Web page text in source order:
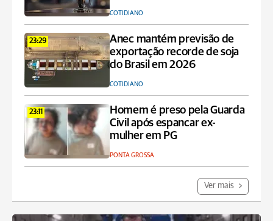
COTIDIANO
23:29
Anec mantém previsão de
exportação recorde de soja
do Brasil em 2026
COTIDIANO
23:11
Homem é preso pela Guarda
Civil após espancar ex-
mulher em PG
PONTA GROSSA
Ver mais